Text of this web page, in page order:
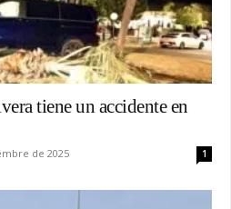
tiene un accidente en
de 2025 1